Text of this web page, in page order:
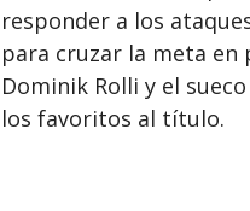
responder a los
para cruzar la meta en
Dominik Rolli y el
los favoritos al título.